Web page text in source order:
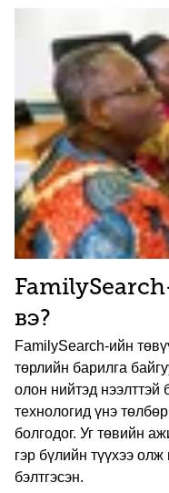
вэ?
FamilySearch-ийн
төрлийн барилга
олон нийтэд нээлттэй
технологид үнэ
болгодог. Уг төвийн
гэр бүлийн түүхээ
бэлтгэсэн.